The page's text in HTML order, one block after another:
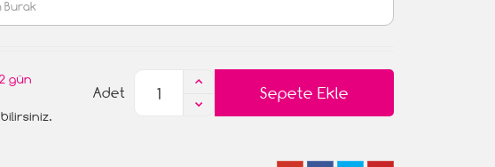
2 gün
Sepete Ekle
Adet